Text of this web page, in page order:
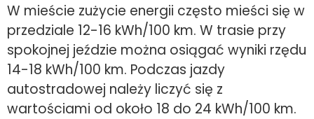
W mieście zużycie energii często mieści się w
przedziale 12-16 kWh/100 km. W trasie przy
spokojnej jeździe można osiągać wyniki rzędu
14-18 kWh/100 km. Podczas jazdy
autostradowej należy liczyć się z
wartościami od około 18 do 24 kWh/100 km.